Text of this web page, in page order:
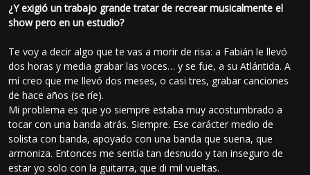
¿Y exigió un trabajo grande tratar de recrear musicalmente el
show pero en un estudio?
Te voy a decir algo que te vas a morir de risa: a Fabián le llevó
dos horas y media grabar las voces… y se fue, a su Atlántida. A
mí creo que me llevó dos meses, o casi tres, grabar canciones
de hace años (se ríe).
Mi problema es que yo siempre estaba muy acostumbrado a
tocar con una banda atrás. Siempre. Ese carácter medio de
solista con banda, apoyado con una banda que suena, que
armoniza. Entonces me sentía tan desnudo y tan inseguro de
estar yo solo con la guitarra, que di mil vueltas.